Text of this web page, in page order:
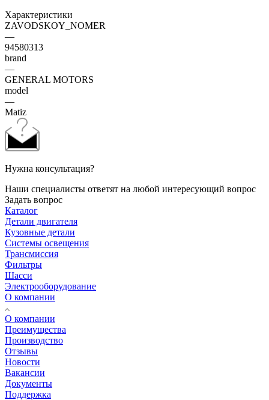
Характеристики
ZAVODSKOY_NOMER
—
94580313
brand
—
GENERAL MOTORS
model
—
Matiz
Нужна консультация?
Наши специалисты ответят на любой интересующий вопрос
Задать вопрос
Каталог
Детали двигателя
Кузовные детали
Системы освещения
Трансмиссия
Фильтры
Шасси
Электрооборудование
О компании
О компании
Преимущества
Производство
Отзывы
Новости
Вакансии
Документы
Поддержка